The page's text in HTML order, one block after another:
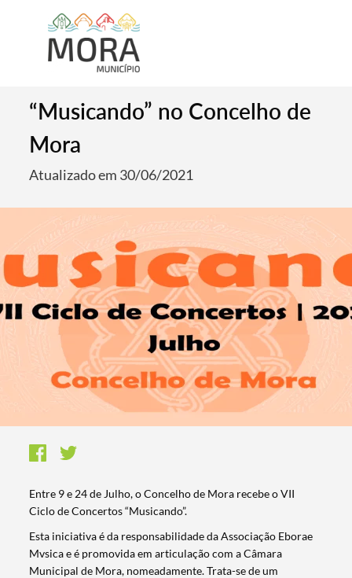
“Musicando” no Concelho de
Mora
Atualizado em 30/06/2021
Entre 9 e 24 de Julho, o Concelho de Mora recebe o VII
Ciclo de Concertos “Musicando”.
Esta iniciativa é da responsabilidade da Associação Eborae
Mvsica e é promovida em articulação com a Câmara
Municipal de Mora, nomeadamente. Trata-se de um